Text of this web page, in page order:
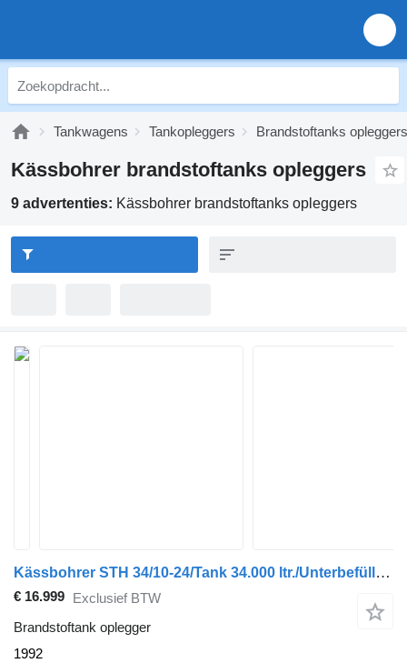
Tankwagens Tankopleggers Brandstoftanks opleggers
Kässbohrer brandstoftanks opleggers
9 advertenties: Kässbohrer brandstoftanks opleggers
Kässbohrer STH 34/10-24/Tank 34.000 ltr./Unterbefüll./Pumpe
€ 16.999 Exclusief BTW
Brandstoftank oplegger
1992